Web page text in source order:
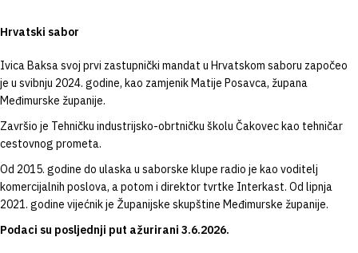
Hrvatski sabor
Ivica Baksa svoj prvi zastupnički mandat u Hrvatskom saboru započeo
je u svibnju 2024. godine, kao zamjenik Matije Posavca, župana
Međimurske županije.
Završio je Tehničku industrijsko-obrtničku školu Čakovec kao tehničar
cestovnog prometa.
Od 2015. godine do ulaska u saborske klupe radio je kao voditelj
komercijalnih poslova, a potom i direktor tvrtke Interkast. Od lipnja
2021. godine vijećnik je Županijske skupštine Međimurske županije.
Podaci su posljednji put ažurirani 3.6.2026.